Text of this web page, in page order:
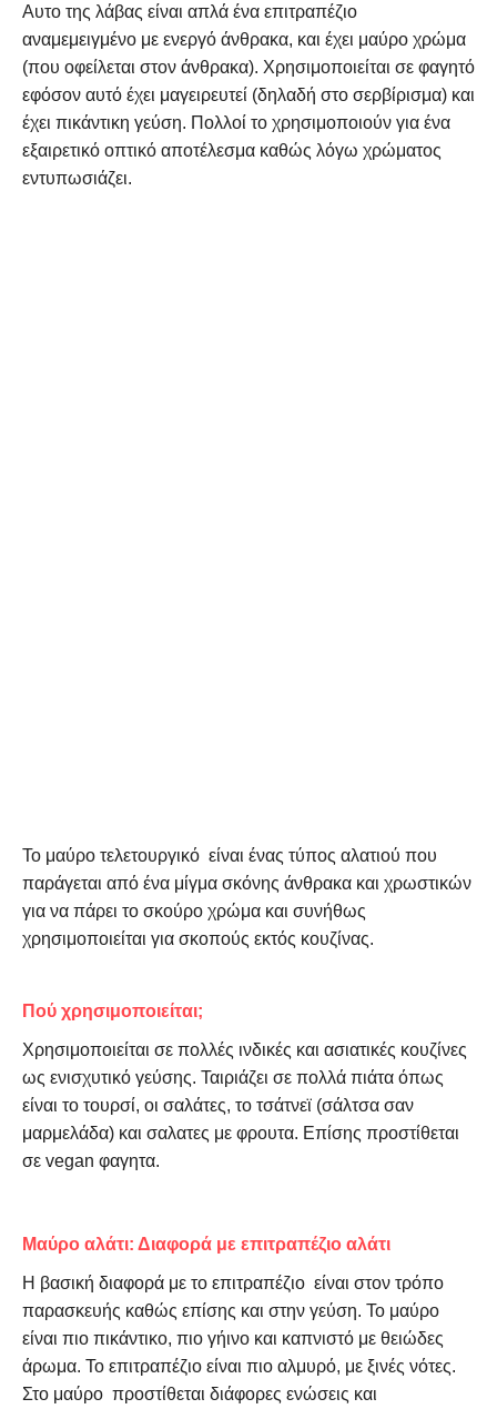
Αυτο της λάβας είναι απλά ένα επιτραπέζιο
αναμεμειγμένο με ενεργό άνθρακα, και έχει μαύρο χρώμα
(που οφείλεται στον άνθρακα). Χρησιμοποιείται σε φαγητό
εφόσον αυτό έχει μαγειρευτεί (δηλαδή στο σερβίρισμα) και
έχει πικάντικη γεύση. Πολλοί το χρησιμοποιούν για ένα
εξαιρετικό οπτικό αποτέλεσμα καθώς λόγω χρώματος
εντυπωσιάζει.
Το μαύρο τελετουργικό είναι ένας τύπος αλατιού που
παράγεται από ένα μίγμα σκόνης άνθρακα και χρωστικών
για να πάρει το σκούρο χρώμα και συνήθως
χρησιμοποιείται για σκοπούς εκτός κουζίνας.
Πού χρησιμοποιείται;
Χρησιμοποιείται σε πολλές ινδικές και ασιατικές κουζίνες
ως ενισχυτικό γεύσης. Ταιριάζει σε πολλά πιάτα όπως
είναι το τουρσί, οι σαλάτες, το τσάτνεϊ (σάλτσα σαν
μαρμελάδα) και σαλατες με φρουτα. Επίσης προστίθεται
σε vegan φαγητα.
Μαύρο αλάτι: Διαφορά με επιτραπέζιο αλάτι
Η βασική διαφορά με το επιτραπέζιο είναι στον τρόπο
παρασκευής καθώς επίσης και στην γεύση. Το μαύρο
είναι πιο πικάντικο, πιο γήινο και καπνιστό με θειώδες
άρωμα. Το επιτραπέζιο είναι πιο αλμυρό, με ξινές νότες.
Στο μαύρο προστίθεται διάφορες ενώσεις και